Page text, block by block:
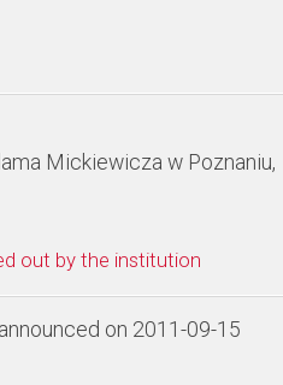
Mickiewicza w Poznaniu,
out by the institution
on 2011-09-15